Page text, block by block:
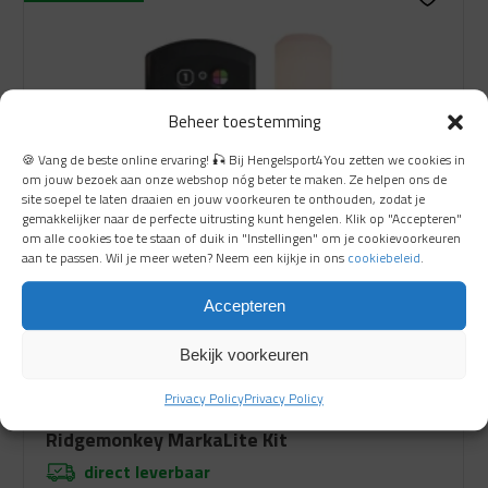
Beheer toestemming
🍪 Vang de beste online ervaring! 🎣 Bij Hengelsport4You zetten we cookies in
om jouw bezoek aan onze webshop nóg beter te maken. Ze helpen ons de
site soepel te laten draaien en jouw voorkeuren te onthouden, zodat je
gemakkelijker naar de perfecte uitrusting kunt hengelen. Klik op "Accepteren"
om alle cookies toe te staan of duik in "Instellingen" om je cookievoorkeuren
aan te passen. Wil je meer weten? Neem een kijkje in ons cookiebeleid.
Accepteren
Bekijk voorkeuren
Privacy PolicyPrivacy Policy
Ridgemonkey MarkaLite Kit
direct leverbaar